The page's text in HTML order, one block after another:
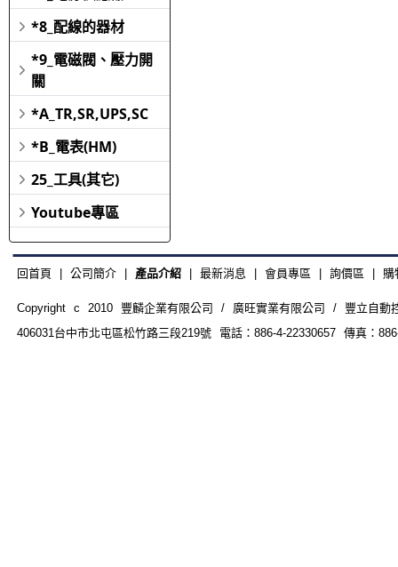
*8_配線的器材
*9_電磁閥、壓力開
關
*A_TR,SR,UPS,SC
*B_電表(HM)
25_工具(其它)
Youtube專區
回首頁 公司簡介| 產品介紹| 最新消息 會員專區 詢價區 購
Copyright c 2010 豐麟企業有限公司 / 廣旺實業有限公司 / 豐立自動
406031台中市北屯區松竹路三段219號 電話：886-4-22330657 傳真：